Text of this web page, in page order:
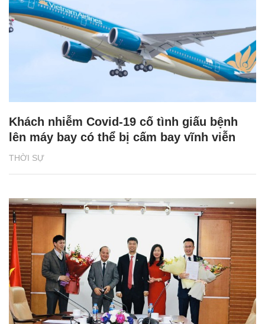
THỜI SỰ
Khách nhiễm Covid-19 cố tình giấu bệnh
lên máy bay có thể bị cấm bay vĩnh viễn